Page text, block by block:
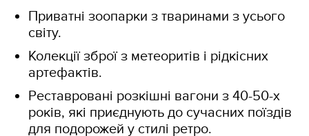
Приватні зоопарки з тваринами з усього
світу.
Колекції зброї з метеоритів і рідкісних
артефактів.
Реставровані розкішні вагони з 40-50-х
років, які приєднують до сучасних поїздів
для подорожей у стилі ретро.